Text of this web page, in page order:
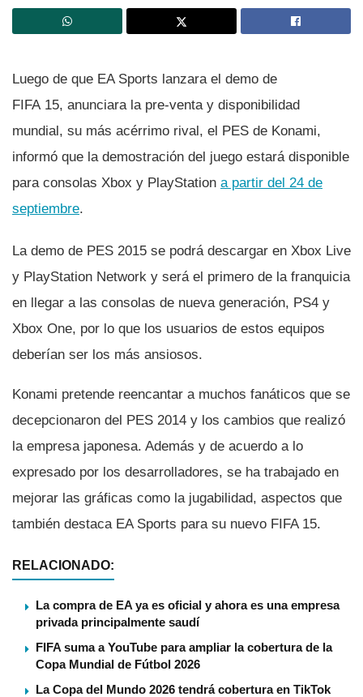
Luego de que EA Sports lanzara el demo de
FIFA 15, anunciara la pre-venta y disponibilidad
mundial, su más acérrimo rival, el PES de Konami,
informó que la demostración del juego estará disponible
para consolas Xbox y PlayStation a partir del 24 de
septiembre.
La demo de PES 2015 se podrá descargar en Xbox Live
y PlayStation Network y será el primero de la franquicia
en llegar a las consolas de nueva generación, PS4 y
Xbox One, por lo que los usuarios de estos equipos
deberí­an ser los más ansiosos.
Konami pretende reencantar a muchos fanáticos que se
decepcionaron del PES 2014 y los cambios que realizó
la empresa japonesa. Además y de acuerdo a lo
expresado por los desarrolladores, se ha trabajado en
mejorar las gráficas como la jugabilidad, aspectos que
también destaca EA Sports para su nuevo FIFA 15.
RELACIONADO:
La compra de EA ya es oficial y ahora es una empresa
privada principalmente saudí
FIFA suma a YouTube para ampliar la cobertura de la
Copa Mundial de Fútbol 2026
La Copa del Mundo 2026 tendrá cobertura en TikTok